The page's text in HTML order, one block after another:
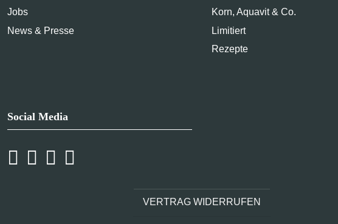
Jobs
News & Presse
Korn, Aquavit & Co.
Limitiert
Rezepte
Social Media
VERTRAG WIDERRUFEN